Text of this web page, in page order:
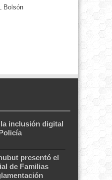
Bolsón
inclusión digital
presentó el
de Familias